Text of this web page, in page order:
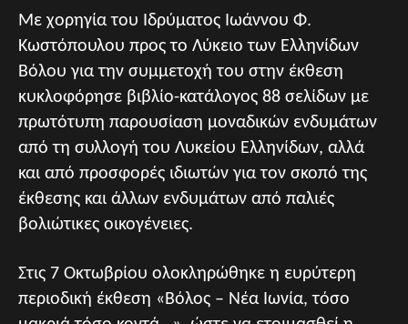
Με χορηγία του Ιδρύματος Ιωάννου Φ.
Κωστόπουλου προς το Λύκειο των Ελληνίδων
Βόλου για την συμμετοχή του στην έκθεση
κυκλοφόρησε βιβλίο-κατάλογος 88 σελίδων με
πρωτότυπη παρουσίαση μοναδικών ενδυμάτων
από τη συλλογή του Λυκείου Ελληνίδων, αλλά
και από προσφορές ιδιωτών για τον σκοπό της
έκθεσης και άλλων ενδυμάτων από παλιές
βολιώτικες οικογένειες.
Στις 7 Οκτωβρίου ολοκληρώθηκε η ευρύτερη
περιοδική έκθεση «Βόλος – Νέα Ιωνία, τόσο